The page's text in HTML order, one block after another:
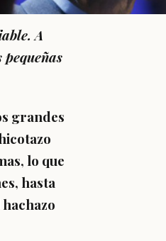
A
grandes
lo que
hasta